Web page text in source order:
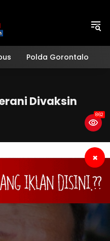
Polda Gorontalo
Divaksin
862
×